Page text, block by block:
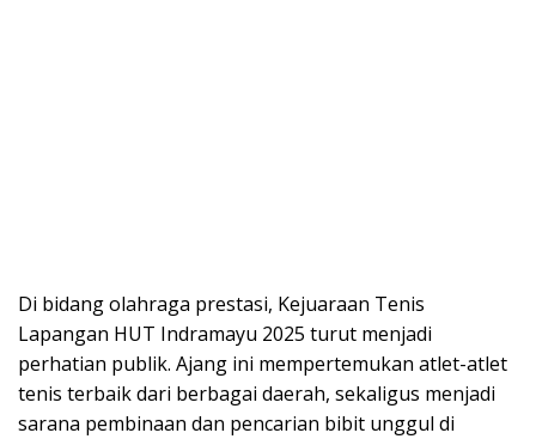
Di bidang olahraga prestasi, Kejuaraan Tenis
Lapangan HUT Indramayu 2025 turut menjadi
perhatian publik. Ajang ini mempertemukan atlet-atlet
tenis terbaik dari berbagai daerah, sekaligus menjadi
sarana pembinaan dan pencarian bibit unggul di